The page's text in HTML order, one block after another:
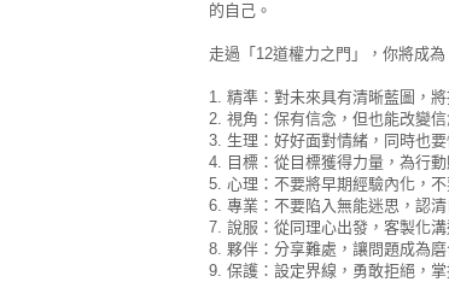
的自己。
走過「12道權力之門」，你將成為
1. 精準：對未來具有清晰藍圖，
2. 視角：保有信念，但也能改變
3. 生理：好好面對情緒，同時也要
4. 目標：從目標獲得力量，為行動
5. 心理：不要將早期經驗內化，
6. 專業：不要陷入無能迷思，認
7. 說服：從同理心出發，客製化
8. 夥伴：分享難處，讓問題成為磨
9. 保護：設定界線，勇敢拒絕，